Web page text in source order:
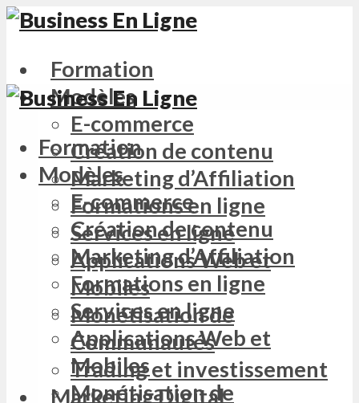
Formation
Modèles
E-commerce
Création de contenu
Marketing d’Affiliation
Formations en ligne
Services en ligne
Applications Web et
Mobiles
Monétisation de
Communautés
Trading et investissement
Marketing Digital
Formation
Modèles
E-commerce
Création de contenu
Marketing d’Affiliation
Formations en ligne
Services en ligne
Applications Web et
Mobiles
Monétisation de